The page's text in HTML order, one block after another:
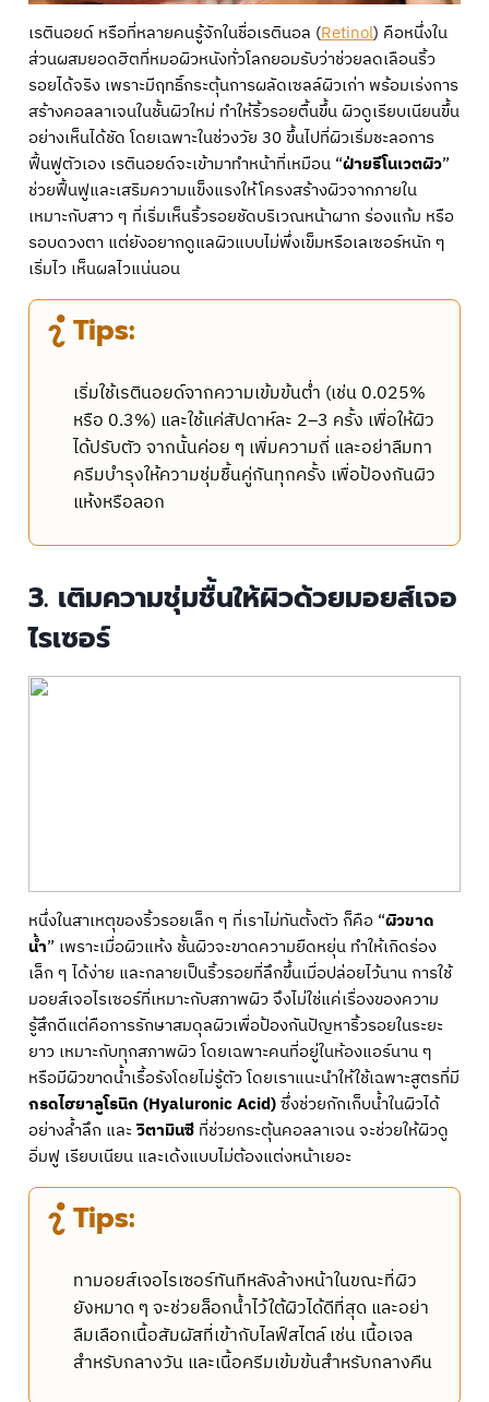
เรตินอยด์ หรือที่หลายคนรู้จักในชื่อเรตินอล (Retinol) คือหนึ่งใน
ส่วนผสมยอดฮิตที่หมอผิวหนังทั่วโลกยอมรับว่าช่วยลดเลือนริ้ว
รอยได้จริง เพราะมีฤทธิ์กระตุ้นการผลัดเซลล์ผิวเก่า พร้อมเร่งการ
สร้างคอลลาเจนในชั้นผิวใหม่ ทำให้ริ้วรอยตื้นขึ้น ผิวดูเรียบเนียนขึ้น
อย่างเห็นได้ชัด โดยเฉพาะในช่วงวัย 30 ขึ้นไปที่ผิวเริ่มชะลอการ
ฟื้นฟูตัวเอง เรตินอยด์จะเข้ามาทำหน้าที่เหมือน “ฝ่ายรีโนเวตผิว”
ช่วยฟื้นฟูและเสริมความแข็งแรงให้โครงสร้างผิวจากภายใน
เหมาะกับสาว ๆ ที่เริ่มเห็นริ้วรอยชัดบริเวณหน้าผาก ร่องแก้ม หรือ
รอบดวงตา แต่ยังอยากดูแลผิวแบบไม่พึ่งเข็มหรือเลเซอร์หนัก ๆ
เริ่มไว เห็นผลไวแน่นอน
Tips:
เริ่มใช้เรตินอยด์จากความเข้มข้นต่ำ (เช่น 0.025%
หรือ 0.3%) และใช้แค่สัปดาห์ละ 2–3 ครั้ง เพื่อให้ผิว
ได้ปรับตัว จากนั้นค่อย ๆ เพิ่มความถี่ และอย่าลืมทา
ครีมบำรุงให้ความชุ่มชื้นคู่กันทุกครั้ง เพื่อป้องกันผิว
แห้งหรือลอก
3. เติมความชุ่มชื้นให้ผิวด้วยมอยส์เจอ
ไรเซอร์
หนึ่งในสาเหตุของริ้วรอยเล็ก ๆ ที่เราไม่ทันตั้งตัว ก็คือ “ผิวขาด
น้ำ” เพราะเมื่อผิวแห้ง ชั้นผิวจะขาดความยืดหยุ่น ทำให้เกิดร่อง
เล็ก ๆ ได้ง่าย และกลายเป็นริ้วรอยที่ลึกขึ้นเมื่อปล่อยไว้นาน การใช้
มอยส์เจอไรเซอร์ที่เหมาะกับสภาพผิว จึงไม่ใช่แค่เรื่องของความ
รู้สึกดีแต่คือการรักษาสมดุลผิวเพื่อป้องกันปัญหาริ้วรอยในระยะ
ยาว เหมาะกับทุกสภาพผิว โดยเฉพาะคนที่อยู่ในห้องแอร์นาน ๆ
หรือมีผิวขาดน้ำเรื้อรังโดยไม่รู้ตัว โดยเราแนะนำให้ใช้เฉพาะสูตรที่มี
กรดไฮยาลูโรนิก (Hyaluronic Acid)ซึ่งช่วยกักเก็บน้ำในผิวได้
อย่างล้ำลึก และวิตามินซี ที่ช่วยกระตุ้นคอลลาเจน จะช่วยให้ผิวดู
อิ่มฟู เรียบเนียน และเด้งแบบไม่ต้องแต่งหน้าเยอะ
Tips:
ทามอยส์เจอไรเซอร์ทันทีหลังล้างหน้าในขณะที่ผิว
ยังหมาด ๆ จะช่วยล็อกน้ำไว้ใต้ผิวได้ดีที่สุด และอย่า
ลืมเลือกเนื้อสัมผัสที่เข้ากับไลฟ์สไตล์ เช่น เนื้อเจล
สำหรับกลางวัน และเนื้อครีมเข้มข้นสำหรับกลางคืน